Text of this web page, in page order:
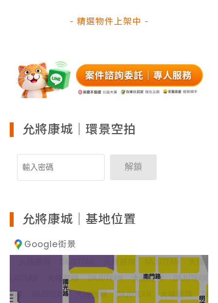
- 精選物件上架中 -
允將康城｜環景空拍
解鎖
允將康城｜基地位置
Google街景